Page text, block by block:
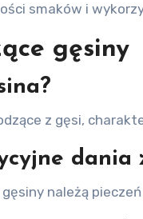
smaków i
gęsiny
z gęsi,
dania
należą